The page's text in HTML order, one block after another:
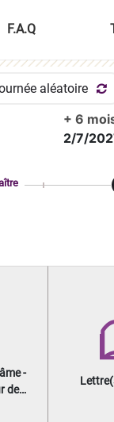
F.A.Q
aléatoire
+ 6
2/7/
-
des